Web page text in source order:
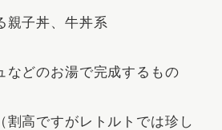
子丼、牛丼系
どのお湯で完成するもの
（割高ですがレトルトでは珍し